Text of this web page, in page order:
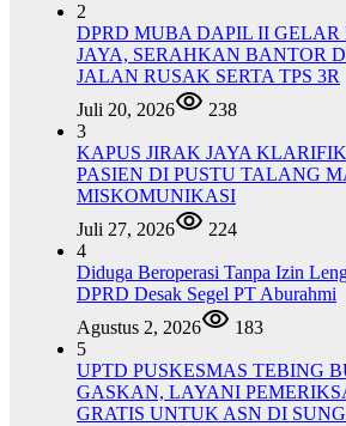
2
DPRD MUBA DAPIL II GELAR
JAYA, SERAHKAN BANTOR
JALAN RUSAK SERTA TPS 3R
Juli 20, 2026
238
3
KAPUS JIRAK JAYA
PASIEN DI PUSTU TALANG
MISKOMUNIKASI
Juli 27, 2026
224
4
Diduga Beroperasi Tanpa Izin
DPRD Desak Segel PT Aburahmi
Agustus 2, 2026
183
5
UPTD PUSKESMAS TEBING
GASKAN, LAYANI
GRATIS UNTUK ASN DI